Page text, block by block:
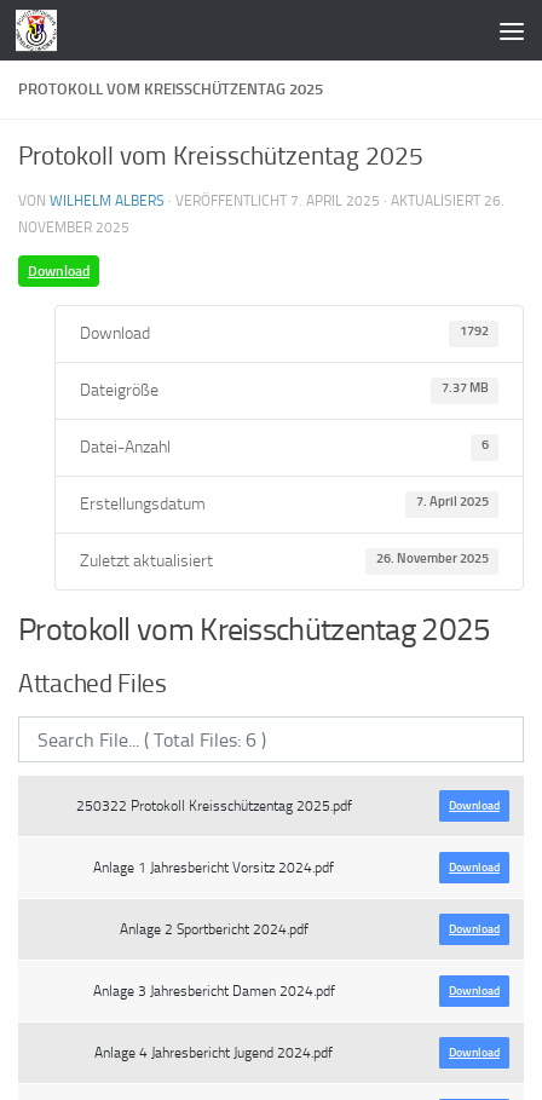
Zum Inhalt springen
PROTOKOLL VOM KREISSCHÜTZENTAG 2025
Protokoll vom Kreisschützentag 2025
VON WILHELM ALBERS · VERÖFFENTLICHT 7. APRIL 2025 · AKTUALISIERT 26.
NOVEMBER 2025
Download
Download 1792
Dateigröße 7.37 MB
Datei-Anzahl 6
Erstellungsdatum 7. April 2025
Zuletzt aktualisiert 26. November 2025
Protokoll vom Kreisschützentag 2025
Attached Files
250322 Protokoll Kreisschützentag 2025.pdf Download
Anlage 1 Jahresbericht Vorsitz 2024.pdf Download
Anlage 2 Sportbericht 2024.pdf Download
Anlage 3 Jahresbericht Damen 2024.pdf Download
Anlage 4 Jahresbericht Jugend 2024.pdf Download